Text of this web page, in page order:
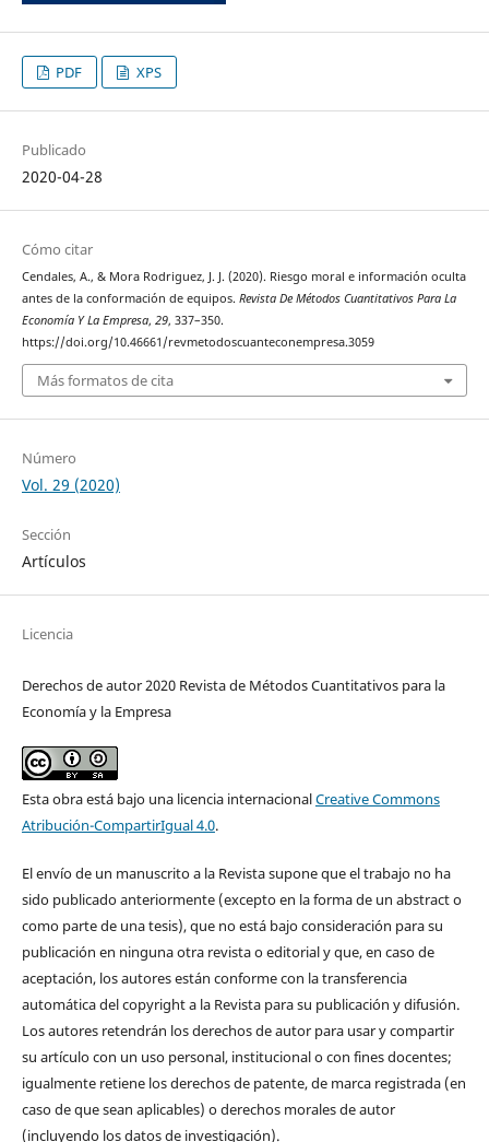
PDF XPS
Publicado
2020-04-28
Cómo citar
Cendales, A., & Mora Rodriguez, J. J. (2020). Riesgo moral e información oculta
antes de la conformación de equipos. Revista De Métodos Cuantitativos Para La
Economía Y La Empresa, 29, 337–350.
https://doi.org/10.46661/revmetodoscuanteconempresa.3059
Más formatos de cita
Número
Vol. 29 (2020)
Sección
Artículos
Licencia
Derechos de autor 2020 Revista de Métodos Cuantitativos para la
Economía y la Empresa
Esta obra está bajo una licencia internacionalCreative Commons
Atribución-CompartirIgual 4.0.
El envío de un manuscrito a la Revista supone que el trabajo no ha
sido publicado anteriormente (excepto en la forma de un abstract o
como parte de una tesis), que no está bajo consideración para su
publicación en ninguna otra revista o editorial y que, en caso de
aceptación, los autores están conforme con la transferencia
automática del copyright a la Revista para su publicación y difusión.
Los autores retendrán los derechos de autor para usar y compartir
su artículo con un uso personal, institucional o con fines docentes;
igualmente retiene los derechos de patente, de marca registrada (en
caso de que sean aplicables) o derechos morales de autor
(incluyendo los datos de investigación).